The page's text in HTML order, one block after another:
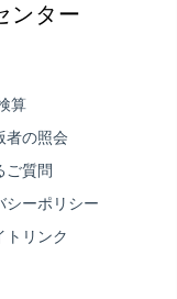
ンター
算
者の照会
ご質問
シーポリシー
トリンク